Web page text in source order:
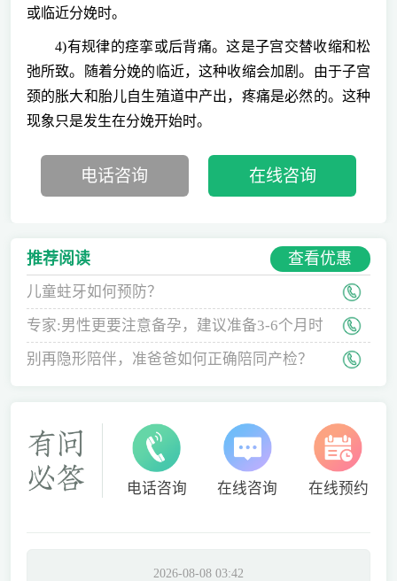
或临近分娩时。
4)有规律的痉挛或后背痛。这是子宫交替收缩和松
弛所致。随着分娩的临近，这种收缩会加剧。由于子宫
颈的胀大和胎儿自生殖道中产出，疼痛是必然的。这种
现象只是发生在分娩开始时。
电话咨询 在线咨询
推荐阅读 查看优惠
儿童蛀牙如何预防？
专家:男性更要注意备孕，建议准备3-6个月时
间
别再隐形陪伴，准爸爸如何正确陪同产检？
电话咨询 在线咨询 在线预约
2026-08-08 03:42